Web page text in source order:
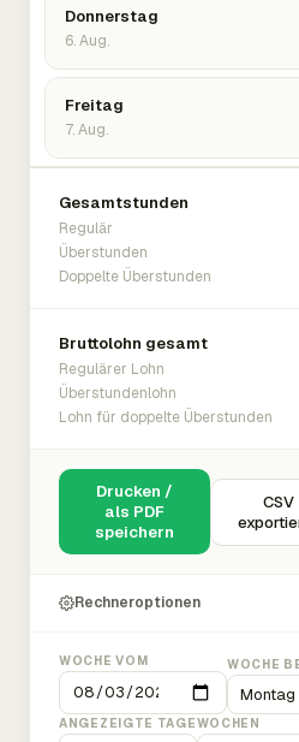
Donnerstag
6. Aug.
Freitag
7. Aug.
Gesamtstunden
Regulär
Überstunden
Doppelte Überstunden
Bruttolohn gesamt
Regulärer Lohn
Überstundenlohn
Lohn für doppelte Überstunden
Drucken /
als PDF
speichern
CSV
Rechneroptionen
WOCHE VOM WOCHE
ANGEZEIGTE TAGEWOCHEN